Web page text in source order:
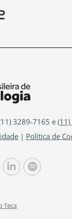
3289-7165 e
| Política de
Teca